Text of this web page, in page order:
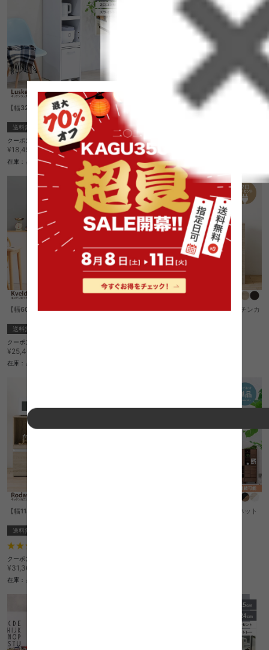
【幅32.5cm】キッチンラック
送料無料
クーポン利用で
¥18,450→¥15,682
在庫：△
【幅60cm】Lugn ミドルキッチンキャビ
¥14,900
在庫：〇
【幅60cm】Kveld キッチンキャビネット
送料無料
クーポン利用で
¥25,460→
在庫：△
【幅75〜125cm】Rodas 伸縮キッチンカ
【幅118cm】Rodas キッチンカウンター
送料無料
クーポン利用で
¥31,360→
在庫：△
【幅60cm】Adatto ガラスキャビネット